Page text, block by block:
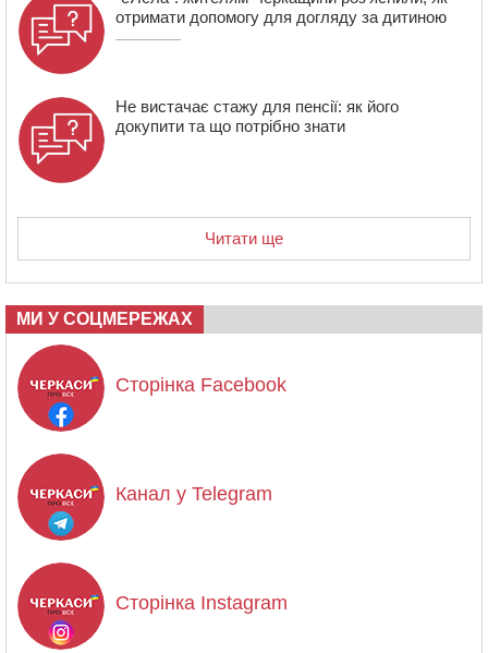
отримати допомогу для догляду за дитиною
Не вистачає стажу для пенсії: як його
докупити та що потрібно знати
Читати ще
МИ У СОЦМЕРЕЖАХ
Сторінка Facebook
Канал у Telegram
Сторінка Instagram